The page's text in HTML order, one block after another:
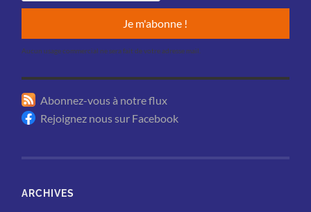
Aucun usage commercial ne sera fait de votre adresse mail.
Abonnez-vous à notre flux
Rejoignez nous sur Facebook
ARCHIVES